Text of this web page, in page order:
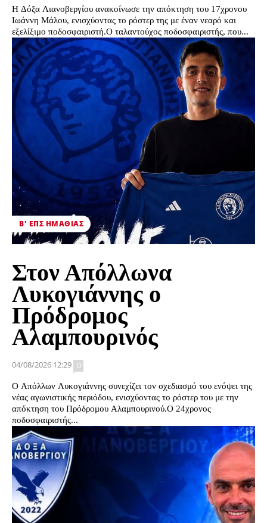
Η Δόξα Λιανοβεργίου ανακοίνωσε την απόκτηση του 17χρονου
Ιωάννη Μάλου, ενισχύοντας το ρόστερ της με έναν νεαρό και
εξελίξιμο ποδοσφαιριστή.Ο ταλαντούχος ποδοσφαιριστής, που...
Β' ΕΠΣ ΗΜΑΘΊΑΣ
Στον Απόλλωνα
Λυκογιάννης ο
Πρόδρομος
Αλαμπουρινός
04/08/2026 12:29 0
Ο Απόλλων Λυκογιάννης συνεχίζει τον σχεδιασμό του ενόψει της
νέας αγωνιστικής περιόδου, ενισχύοντας το ρόστερ του με την
απόκτηση του Πρόδρομου Αλαμπουρινού.Ο 24χρονος
ποδοσφαιριστής...